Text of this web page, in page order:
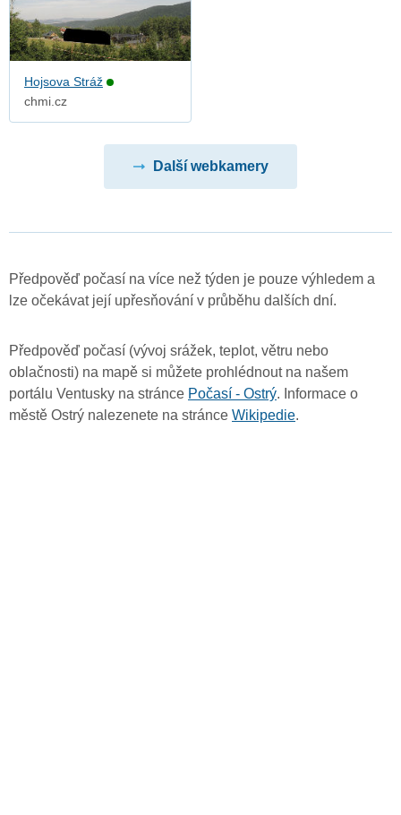
Hojsova Stráž
chmi.cz
Další webkamery
Předpověď počasí na více než týden je pouze výhledem a
lze očekávat její upřesňování v průběhu dalších dní.
Předpověď počasí (vývoj srážek, teplot, větru nebo
oblačnosti) na mapě si můžete prohlédnout na našem
portálu Ventusky na stránce Počasí - Ostrý. Informace o
městě Ostrý nalezenete na stránce Wikipedie.